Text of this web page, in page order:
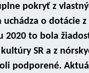
pokryť z
uchádza o dotácie
2020 to bola
SR a z
podporené.